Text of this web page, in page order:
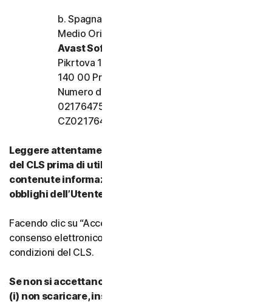
b. Spagna, Francia, Italia e resto d’Europa,
Medio Oriente e Africa
Avast Software s.r.o.
Pikrtova 1737/1a, Nusle,
140 00 Praga 4, Repubblica Ceca
Numero di registrazione dell’azienda:
02176475 e numero di partita IVA:
CZ02176475
Leggere attentamente tutti i termini e le condizioni
del CLS prima di utilizzare i nostri Servizi. Vi sono
contenute informazioni importanti su diritti e
obblighi dell’Utente.
Facendo clic su “Accetto” o indicando in altro modo il
consenso elettronico, si accettano i termini e le
condizioni del CLS.
Se non si accettano i termini e le condizioni del CLS:
(i) non scaricare, installare, accedere a o utilizzare i